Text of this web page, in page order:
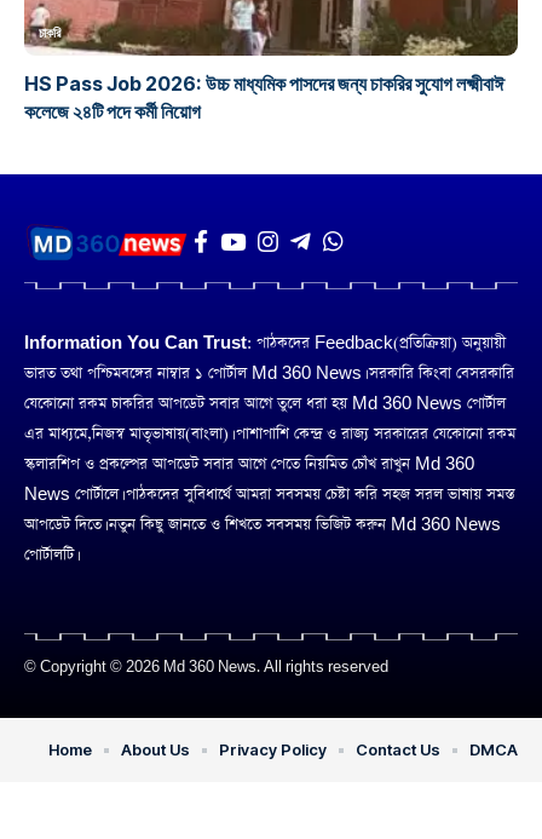
চাকরি
HS Pass Job 2026: উচ্চ মাধ্যমিক পাসদের জন্য চাকরির সুযোগ লক্ষ্মীবাঈ
কলেজে ২৪টি পদে কর্মী নিয়োগ
Information You Can Trust: পাঠকদের Feedback(প্রতিক্রিয়া) অনুয়ায়ী
ভারত তথা পশ্চিমবঙ্গের নাম্বার ১ পোর্টাল Md 360 News। সরকারি কিংবা বেসরকারি
যেকোনো রকম চাকরির আপডেট সবার আগে তুলে ধরা হয় Md 360 News পোর্টাল
এর মাধ্যমে,নিজস্ব মাতৃভাষায়(বাংলা)। পাশাপাশি কেন্দ্র ও রাজ্য সরকারের যেকোনো রকম
স্কলারশিপ ও প্রকল্পের আপডেট সবার আগে পেতে নিয়মিত চোঁখ রাখুন Md 360
News পোর্টালে। পাঠকদের সুবিধার্থে আমরা সবসময় চেষ্টা করি সহজ সরল ভাষায় সমস্ত
আপডেট দিতে। নতুন কিছু জানতে ও শিখতে সবসময় ভিজিট করুন Md 360 News
পোর্টালটি।
© Copyright © 2026 Md 360 News. All rights reserved
Home About Us Privacy Policy Contact Us DMCA